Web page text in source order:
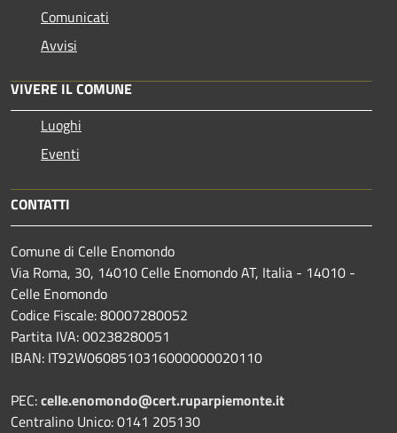
Comunicati
Avvisi
VIVERE IL COMUNE
Luoghi
Eventi
CONTATTI
Comune di Celle Enomondo
Via Roma, 30, 14010 Celle Enomondo AT, Italia - 14010 -
Celle Enomondo
Codice Fiscale: 80007280052
Partita IVA: 00238280051
IBAN: IT92W0608510316000000020110
PEC:celle.enomondo@cert.ruparpiemonte.it
Centralino Unico: 0141 205130